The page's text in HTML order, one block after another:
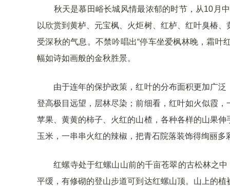
秋天是慕田峪长城风情最浓郁的时节，从10月中
以欣赏到黄栌、元宝枫、火炬树、红栌、红叶臭椿
受深秋的气息。不禁吟唱出“停车坐爱枫林晚，霜叶
幅如诗如画般的金秋胜景。
由于连年的保护政策，红叶的分布面积更加广泛
登高极目远望，层林尽染；前细看，红叶如火似霞
苹果、黄黄的柿子、火红的山楂，各种各样的山果
玉米，一串串火红的辣椒，把青石院落装饰得绚丽多
红螺寺处于红螺山山前的千亩苍翠的古松林之中
平缓，有修砌的登山步道可到达红螺山顶。山上的